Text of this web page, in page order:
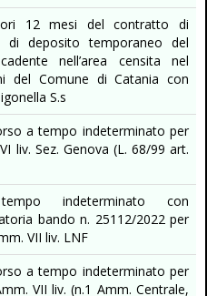
12 mesi del contratto di
di deposito temporaneo del
nell’area censita nel
del Comune di Catania con
S.s
a tempo indeterminato per
liv. Sez. Genova (L. 68/99 art.
indeterminato con
bando n. 25112/2022 per
VII liv. LNF
a tempo indeterminato per
VII liv. (n.1 Amm. Centrale,